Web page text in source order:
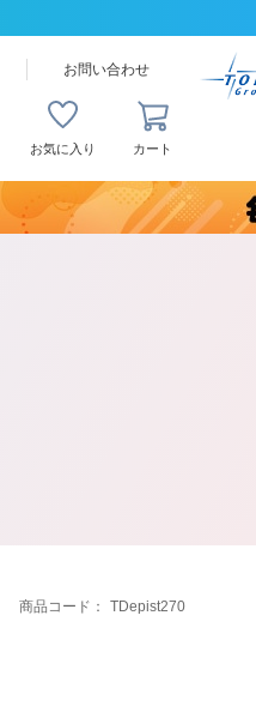
お問い合わせ
お気に入り カート
商品コード TDepist270